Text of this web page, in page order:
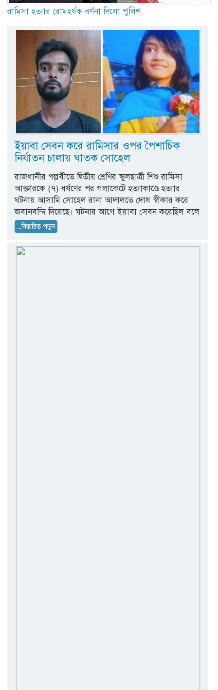
রামিসা হত্যার রোমহর্ষক বর্ণনা দিলো পুলিশ
ইয়াবা সেবন করে রামিসার ওপর পৈশাচিক
নির্যাতন চালায় ঘাতক সোহেল
রাজধানীর পল্লবীতে দ্বিতীয় শ্রেণির স্কুলছাত্রী শিশু রামিসা
আক্তারকে (৭) ধর্ষণের পর গলাকেটে হত্যাকাণ্ডে হত্যার
ঘটনায় আসামি সোহেল রানা আদালতে দোষ স্বীকার করে
জবানবন্দি দিয়েছে। ঘটনার আগে ইয়াবা সেবন করেছিল বলে
...বিস্তারিত পড়ুন